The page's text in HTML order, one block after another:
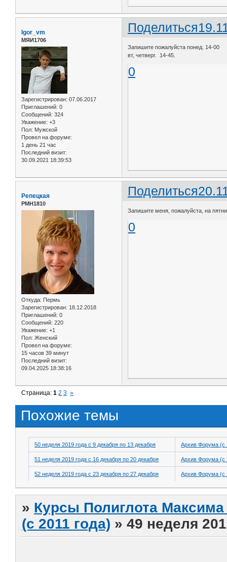
Поделиться
Igor_vm
МЯИ1706
Зарегистрирован: 07.06.2017
Приглашений: 0
Сообщений: 324
Уважение: +3
Пол: Мужской
Провел на форуме:
1 день 21 час
Последний визит:
30.09.2021 18:39:53
Запишите пожалуйста понед. 14-00
вт, четверг. 14-45.
0
Поделиться
Репецкая
РМН1810
Откуда: Пермь
Зарегистрирован: 18.12.2018
Приглашений: 0
Сообщений: 220
Уважение: +1
Пол: Женский
Провел на форуме:
15 часов 39 минут
Последний визит:
09.04.2025 18:38:16
Запишите меня, пожалуйста, на
0
Страница:1 2 3 »
Похожие темы
50 неделя 2019 года с 9 декабря по 13 декабря Архив Форума (с
51 неделя 2019 года с 16 декабря по 20 декабря Архив Форума (с
52 неделя 2019 года с 23 декабря по 27 декабря Архив Форума (с
» Курсы Полиглота
(с 2011 года) »49 неделя